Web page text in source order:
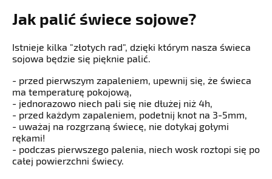
Jak palić świece sojowe?
Istnieje kilka "złotych rad", dzięki którym nasza świeca
sojowa będzie się pięknie palić.
- przed pierwszym zapaleniem, upewnij się, że świeca
ma temperaturę pokojową,
- jednorazowo niech pali się nie dłużej niż 4h,
- przed każdym zapaleniem, podetnij knot na 3-5mm,
- uważaj na rozgrzaną świecę, nie dotykaj gołymi
rękami!
- podczas pierwszego palenia, niech wosk roztopi się po
całej powierzchni świecy.